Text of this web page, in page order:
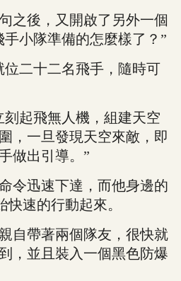
後，又開啟了另外一個
小隊準備的怎麼樣了？”
二十二名飛手，隨時可
起飛無人機，組建天空
，一旦發現天空來敵，即
做出引導。”
迅速下達，而他身邊的
速的行動起來。
帶著兩個隊友，很快就
，並且裝入一個黑色防爆